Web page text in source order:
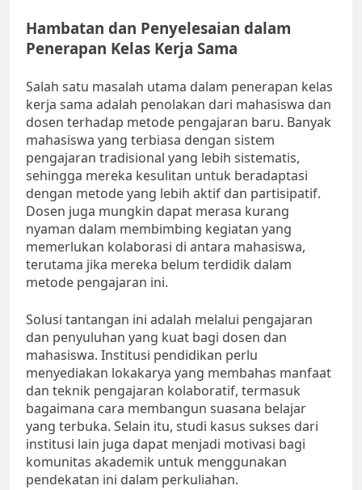
Hambatan dan Penyelesaian dalam
Penerapan Kelas Kerja Sama
Salah satu masalah utama dalam penerapan kelas
kerja sama adalah penolakan dari mahasiswa dan
dosen terhadap metode pengajaran baru. Banyak
mahasiswa yang terbiasa dengan sistem
pengajaran tradisional yang lebih sistematis,
sehingga mereka kesulitan untuk beradaptasi
dengan metode yang lebih aktif dan partisipatif.
Dosen juga mungkin dapat merasa kurang
nyaman dalam membimbing kegiatan yang
memerlukan kolaborasi di antara mahasiswa,
terutama jika mereka belum terdidik dalam
metode pengajaran ini.
Solusi tantangan ini adalah melalui pengajaran
dan penyuluhan yang kuat bagi dosen dan
mahasiswa. Institusi pendidikan perlu
menyediakan lokakarya yang membahas manfaat
dan teknik pengajaran kolaboratif, termasuk
bagaimana cara membangun suasana belajar
yang terbuka. Selain itu, studi kasus sukses dari
institusi lain juga dapat menjadi motivasi bagi
komunitas akademik untuk menggunakan
pendekatan ini dalam perkuliahan.